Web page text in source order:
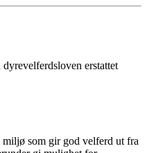
erstattet
som gir god velferd ut fra